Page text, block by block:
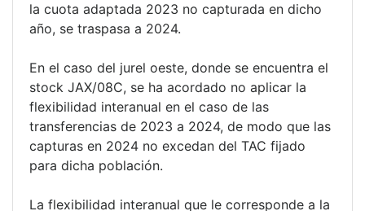
la cuota adaptada 2023 no capturada en dicho
año, se traspasa a 2024.
En el caso del jurel oeste, donde se encuentra el
stock JAX/08C, se ha acordado no aplicar la
flexibilidad interanual en el caso de las
transferencias de 2023 a 2024, de modo que las
capturas en 2024 no excedan del TAC fijado
para dicha población.
La flexibilidad interanual que le corresponde a la